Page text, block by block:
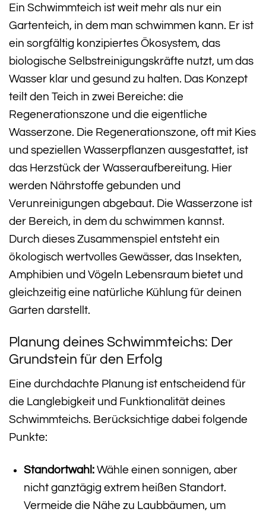
Ein Schwimmteich ist weit mehr als nur ein
Gartenteich, in dem man schwimmen kann. Er ist
ein sorgfältig konzipiertes Ökosystem, das
biologische Selbstreinigungskräfte nutzt, um das
Wasser klar und gesund zu halten. Das Konzept
teilt den Teich in zwei Bereiche: die
Regenerationszone und die eigentliche
Wasserzone. Die Regenerationszone, oft mit Kies
und speziellen Wasserpflanzen ausgestattet, ist
das Herzstück der Wasseraufbereitung. Hier
werden Nährstoffe gebunden und
Verunreinigungen abgebaut. Die Wasserzone ist
der Bereich, in dem du schwimmen kannst.
Durch dieses Zusammenspiel entsteht ein
ökologisch wertvolles Gewässer, das Insekten,
Amphibien und Vögeln Lebensraum bietet und
gleichzeitig eine natürliche Kühlung für deinen
Garten darstellt.
Planung deines Schwimmteichs: Der
Grundstein für den Erfolg
Eine durchdachte Planung ist entscheidend für
die Langlebigkeit und Funktionalität deines
Schwimmteichs. Berücksichtige dabei folgende
Punkte:
Standortwahl:Wähle einen sonnigen, aber
nicht ganztägig extrem heißen Standort.
Vermeide die Nähe zu Laubbäumen, um